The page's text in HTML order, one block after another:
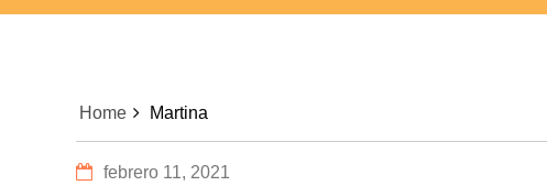
Home Martina
febrero 11, 2021